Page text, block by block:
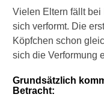
Vielen Eltern fällt bei
sich verformt. Die
Köpfchen schon
sich die Verformung
Grundsätzlich
Betracht: